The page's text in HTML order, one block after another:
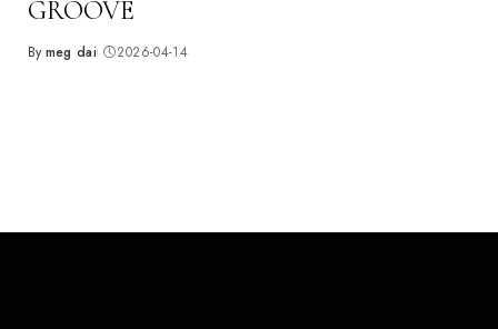
GROOVE
Posted
By meg dai 2026-04-14